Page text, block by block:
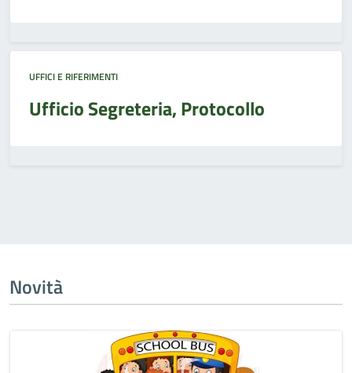
UFFICI E RIFERIMENTI
Ufficio Segreteria, Protocollo
Novità